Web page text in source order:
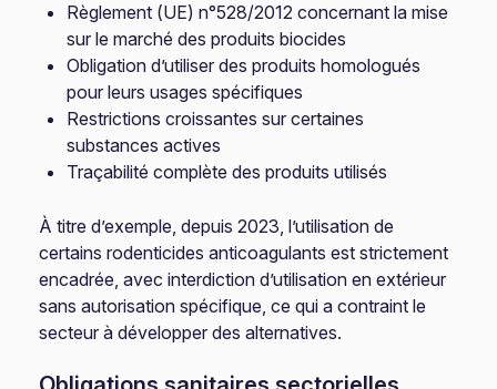
Règlement (UE) n°528/2012 concernant la mise
sur le marché des produits biocides
Obligation d’utiliser des produits homologués
pour leurs usages spécifiques
Restrictions croissantes sur certaines
substances actives
Traçabilité complète des produits utilisés
À titre d’exemple, depuis 2023, l’utilisation de
certains rodenticides anticoagulants est strictement
encadrée, avec interdiction d’utilisation en extérieur
sans autorisation spécifique, ce qui a contraint le
secteur à développer des alternatives.